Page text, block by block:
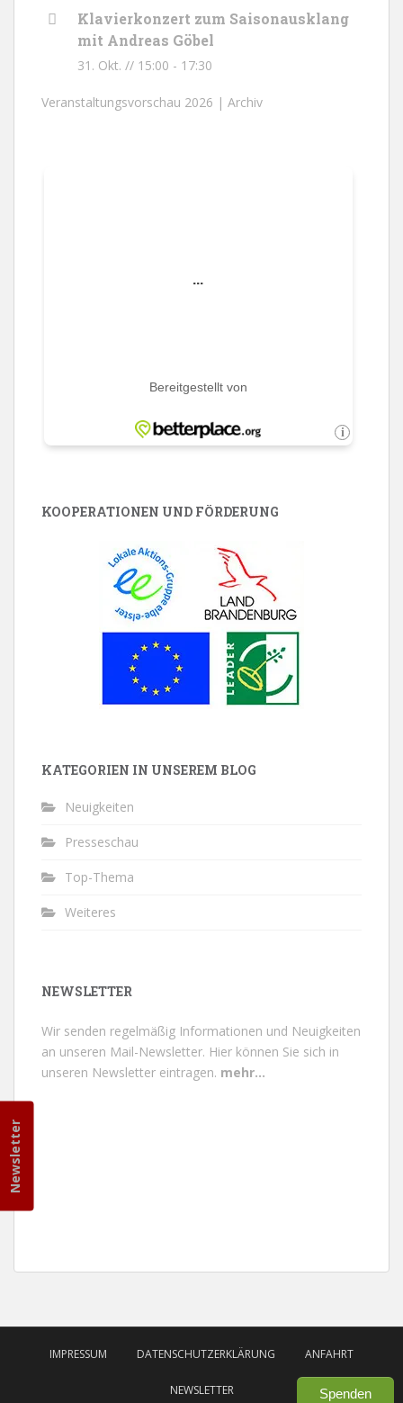
Klavierkonzert zum Saisonausklang
mit Andreas Göbel
31. Okt. // 15:00 - 17:30
Veranstaltungsvorschau 2026 | Archiv
KOOPERATIONEN UND FÖRDERUNG
KATEGORIEN IN UNSEREM BLOG
Neuigkeiten
Presseschau
Top-Thema
Weiteres
NEWSLETTER
Newsletter
Wir senden regelmäßig Informationen und Neuigkeiten
an unseren Mail-Newsletter. Hier können Sie sich in
unseren Newsletter eintragen. mehr...
IMPRESSUM DATENSCHUTZERKLÄRUNG ANFAHRT
NEWSLETTER Spenden